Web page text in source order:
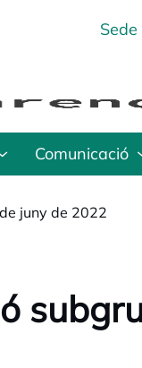
Comunicació
juny de 2022